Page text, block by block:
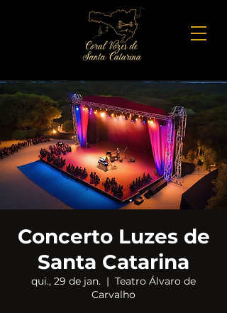
Concerto Luzes de
Santa Catarina
qui., 29 de jan.
  |
Teatro Álvaro de
Carvalho